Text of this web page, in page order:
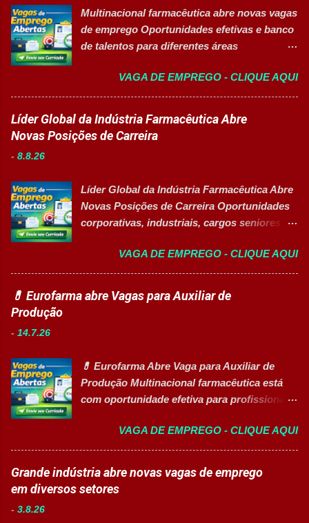
Produção In...
abastecer materiais para as linhas de
produção. Separar produtos e insumos
utilizados na fabricação. Realizar paletização
o ambiente de trabalho limpo. Auxiliar
operadores nas atividades produtivas.
Comunicar anormalidades nos
equipamentos à manutenção. Cumprir
produtiva. Requisitos Ensino Médio
completo. Disponibilidade para trab...
Multinacional farmacêutica abre novas vagas
de emprego Oportunidades efetivas e banco
de talentos para diferentes áreas
Sobre as oportunidades Uma das maiores
multinacionais farmacêuticas do Brasil está
com novas oportunidades abertas para
profissionais que desejam atuar em um
logística, manutenção, projetos e banco de
talentos, oferecendo oportunidades para
profissionais com diferentes perfis e níveis
de Projetos Pleno Auxiliar de Almoxarifado
Auxiliar de Produção Eletricista de
Manutenção II Banco de Talentos Áreas de
Talentos. Perfil buscado Comprometimento.
Org...
VAGA DE EMPREGO - CLIQUE AQUI
Líder Global da Indústria Farmacêutica Abre
Novas Posições de Carreira
- 8.8.26
Líder Global da Indústria Farmacêutica Abre
Novas Posições de Carreira Oportunidades
corporativas, industriais, cargos seniores e
CANDIDATAR-SE AGORA Sobre o Processo
Seletivo Uma das principais multinacionais
do setor de saúde e biotecnologia está com
inscrições abertas para contratação de
sólida experiência de mercado, projetos de
prazo determinado com excelente projeção
corporativa e oportunidades voltadas para a
feminina no setor produtivo. Vagas
Disponíveis Analista de Segurança
Patrimonial Sênior Analista Jurídico &
Compliance Sênior (Contrato Temporário - 2
VAGA DE EMPREGO - CLIQUE AQUI
💊 Eurofarma abre Vagas para Auxiliar de
Produção
- 14.7.26
💊 Eurofarma Abre Vaga para Auxiliar de
Produção Multinacional farmacêutica está
com oportunidade efetiva para profissionais
Deficiência (PcD). 🏢 Sobre a Eurofarma
Com mais de 50 anos de história , a
Eurofarma é uma multinacional brasileira
presente em 22 países , reconhecida pela
VAGA DE EMPREGO - CLIQUE AQUI
Grande indústria abre novas vagas de emprego
em diversos setores
- 3.8.26